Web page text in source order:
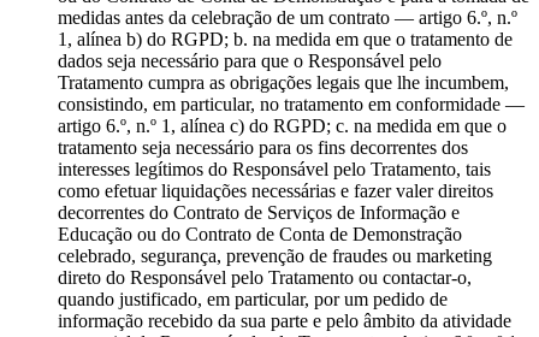
medidas antes da celebração de um contrato — artigo 6.º, n.º
1, alínea b) do RGPD; b. na medida em que o tratamento de
dados seja necessário para que o Responsável pelo
Tratamento cumpra as obrigações legais que lhe incumbem,
consistindo, em particular, no tratamento em conformidade —
artigo 6.º, n.º 1, alínea c) do RGPD; c. na medida em que o
tratamento seja necessário para os fins decorrentes dos
interesses legítimos do Responsável pelo Tratamento, tais
como efetuar liquidações necessárias e fazer valer direitos
decorrentes do Contrato de Serviços de Informação e
Educação ou do Contrato de Conta de Demonstração
celebrado, segurança, prevenção de fraudes ou marketing
direto do Responsável pelo Tratamento ou contactar-o,
quando justificado, em particular, por um pedido de
informação recebido da sua parte e pelo âmbito da atividade